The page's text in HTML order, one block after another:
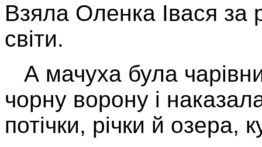
Взяла Оленка Івася за
світи.
А мачуха була
чор­ну ворону і
потічки, річки й озера,